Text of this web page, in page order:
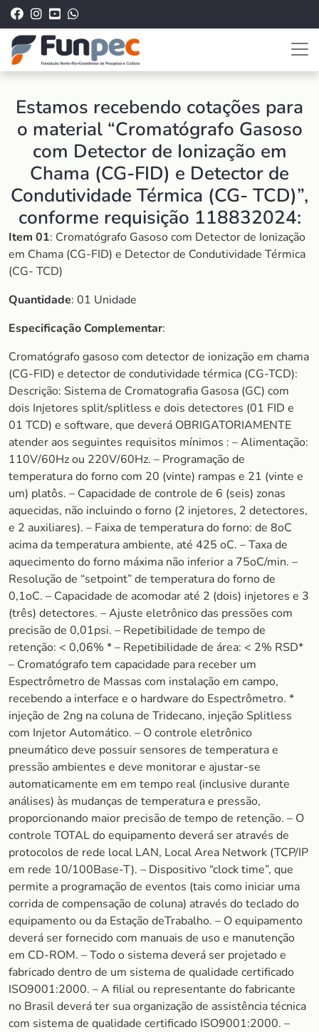
Estamos recebendo cotações para
o material “Cromatógrafo Gasoso
com Detector de Ionização em
Chama (CG-FID) e Detector de
Condutividade Térmica (CG- TCD)”,
conforme requisição 118832024:
Item 01: Cromatógrafo Gasoso com Detector de Ionização
em Chama (CG-FID) e Detector de Condutividade Térmica
(CG- TCD)
Quantidade: 01 Unidade
Especificação Complementar:
Cromatógrafo gasoso com detector de ionização em chama
(CG-FID) e detector de condutividade térmica (CG-TCD):
Descrição: Sistema de Cromatografia Gasosa (GC) com
dois Injetores split/splitless e dois detectores (01 FID e
01 TCD) e software, que deverá OBRIGATORIAMENTE
atender aos seguintes requisitos mínimos : – Alimentação:
110V/60Hz ou 220V/60Hz. – Programação de
temperatura do forno com 20 (vinte) rampas e 21 (vinte e
um) platôs. – Capacidade de controle de 6 (seis) zonas
aquecidas, não incluindo o forno (2 injetores, 2 detectores,
e 2 auxiliares). – Faixa de temperatura do forno: de 8oC
acima da temperatura ambiente, até 425 oC. – Taxa de
aquecimento do forno máxima não inferior a 75oC/min. –
Resolução de “setpoint” de temperatura do forno de
0,1oC. – Capacidade de acomodar até 2 (dois) injetores e 3
(três) detectores. – Ajuste eletrônico das pressões com
precisão de 0,01psi. – Repetibilidade de tempo de
retenção: < 0,06% * – Repetibilidade de área: < 2% RSD*
– Cromatógrafo tem capacidade para receber um
Espectrômetro de Massas com instalação em campo,
recebendo a interface e o hardware do Espectrômetro. *
injeção de 2ng na coluna de Tridecano, injeção Splitless
com Injetor Automático. – O controle eletrônico
pneumático deve possuir sensores de temperatura e
pressão ambientes e deve monitorar e ajustar-se
automaticamente em em tempo real (inclusive durante
análises) às mudanças de temperatura e pressão,
proporcionando maior precisão de tempo de retenção. – O
controle TOTAL do equipamento deverá ser através de
protocolos de rede local LAN, Local Area Network (TCP/IP
em rede 10/100Base-T). – Dispositivo “clock time”, que
permite a programação de eventos (tais como iniciar uma
corrida de compensação de coluna) através do teclado do
equipamento ou da Estação deTrabalho. – O equipamento
deverá ser fornecido com manuais de uso e manutenção
em CD-ROM. – Todo o sistema deverá ser projetado e
fabricado dentro de um sistema de qualidade certificado
ISO9001:2000. – A filial ou representante do fabricante
no Brasil deverá ter sua organização de assistência técnica
com sistema de qualidade certificado ISO9001:2000. –